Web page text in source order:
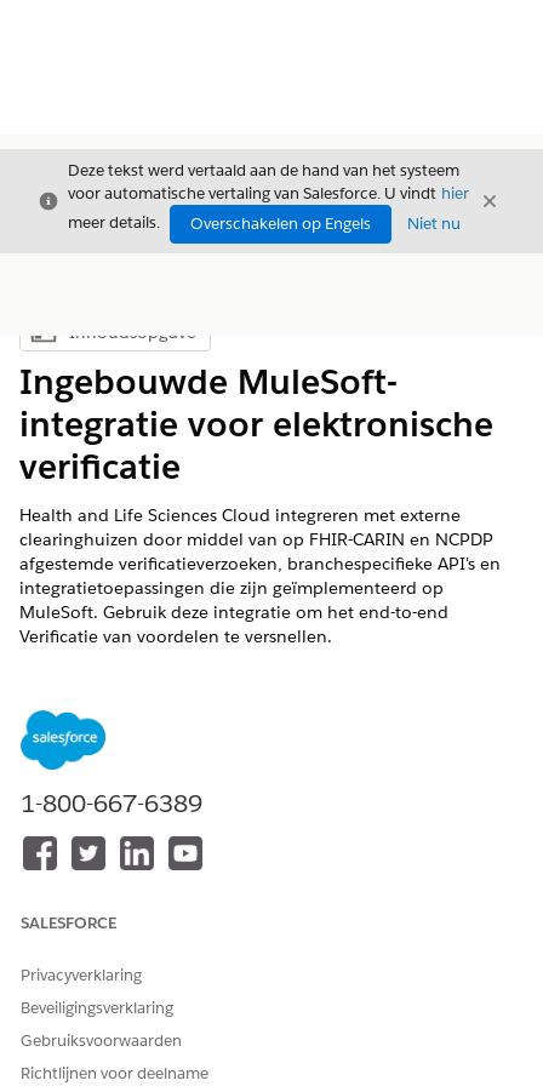
Sluiten
Deze tekst werd vertaald aan de hand van het systeem
voor automatische vertaling van Salesforce. U vindt hier
meer details.
Overschakelen op Engels Niet nu
Sluiten
Inhoudsopgave weergeven
Inhoudsopgave
Ingebouwde MuleSoft-
integratie voor elektronische
verificatie
Health and Life Sciences Cloud integreren met externe
clearinghuizen door middel van op FHIR-CARIN en NCPDP
afgestemde verificatieverzoeken, branchespecifieke API's en
integratietoepassingen die zijn geïmplementeerd op
MuleSoft. Gebruik deze integratie om het end-to-end
Verificatie van voordelen te versnellen.
Beschikbaar in: Lightning Experience
Beschikbaar in:
Sciences Cloud of Health Cloud
Stel ingebouwde integratie in en gebruik deze om naadloze
gebruikerservaringen te creëren. De uitgebreide oplossing van
Vooraf gedefinieerde integratieprocedures, Omnistudio
verificatieverzoeken en het ophalen van dekkingsdetails
van clearinghuizen.
Vooraf samengestelde integratietoepassing, gebouwd met
1-800-667-6389
SALESFORCE
Privacyverklaring
Beveiligingsverklaring
Gebruiksvoorwaarden
Richtlijnen voor deelname